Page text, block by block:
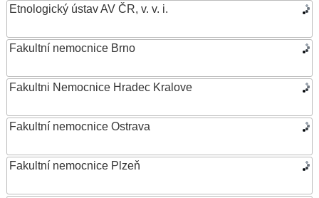
Etnologický ústav AV ČR, v. v. i.
Fakultní nemocnice Brno
Fakultni Nemocnice Hradec Kralove
Fakultní nemocnice Ostrava
Fakultní nemocnice Plzeň